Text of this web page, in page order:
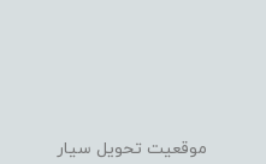
موقعیت تحویل سیار